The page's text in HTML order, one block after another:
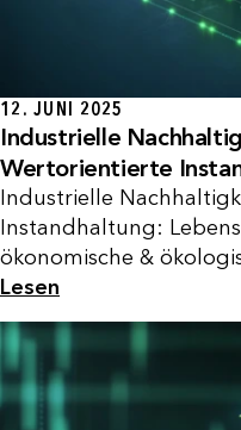
12. JUNI 2025
Industrielle
Wertorientierte
Industrielle
Instandhaltung:
ökonomische &
Lesen